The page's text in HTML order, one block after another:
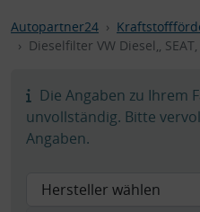
Autopartner24
Dieselfilter VW Diesel,, SEAT,
Die Angaben zu Ihrem
unvollständig. Bitte
Angaben.